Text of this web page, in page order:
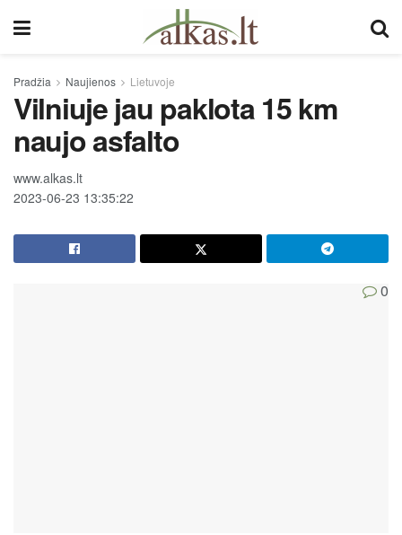
Pradžia Naujienos Lietuvoje
Vilniuje jau paklota 15 km
naujo asfalto
www.alkas.lt
2023-06-23 13:35:22
0